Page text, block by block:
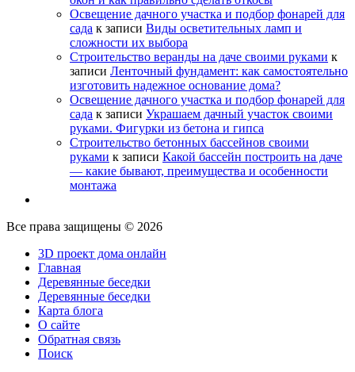
Освещение дачного участка и подбор фонарей для
сада к записи Виды осветительных ламп и
сложности их выбора
Строительство веранды на даче своими руками к
записи Ленточный фундамент: как самостоятельно
изготовить надежное основание дома?
Освещение дачного участка и подбор фонарей для
сада к записи Украшаем дачный участок своими
руками. Фигурки из бетона и гипса
Строительство бетонных бассейнов своими
руками к записи Какой бассейн построить на даче
— какие бывают, преимущества и особенности
монтажа
Все права защищены © 2026
3D проект дома онлайн
Главная
Деревянные беседки
Деревянные беседки
Карта блога
О сайте
Обратная связь
Поиск